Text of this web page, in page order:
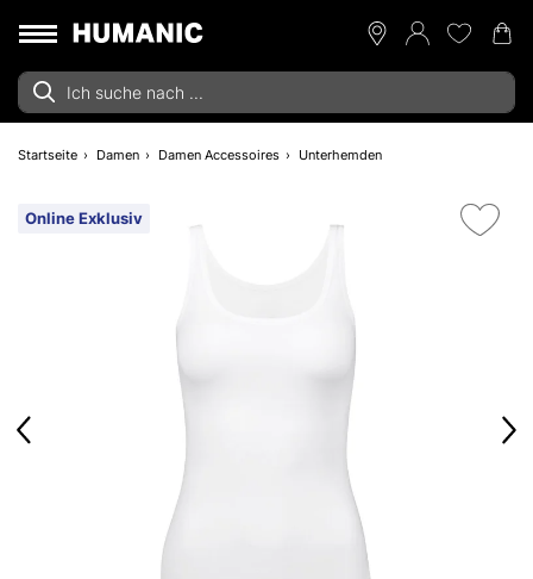
Startseite Damen Damen Accessoires Unterhemden
Online Exklusiv